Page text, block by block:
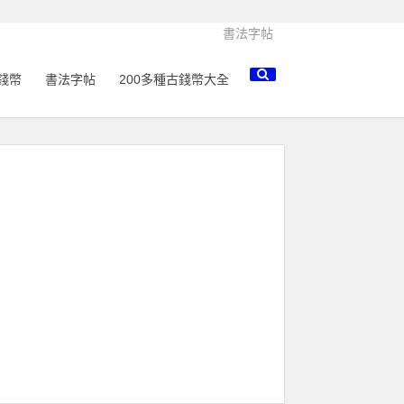
書法字帖
幣 書法字帖 200多種古錢幣大全